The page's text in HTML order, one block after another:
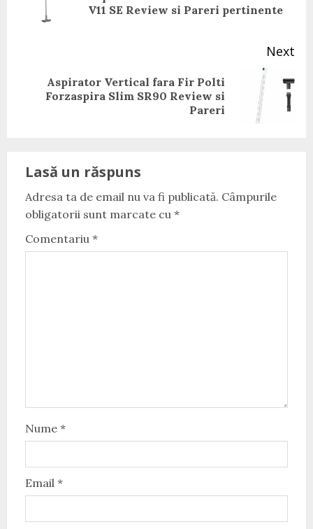
V11 SE Review si Pareri pertinente
Next
Next
Aspirator Vertical fara Fir Polti
Forzaspira Slim SR90 Review si
Pareri
Lasă un răspuns
Adresa ta de email nu va fi publicată. Câmpurile
obligatorii sunt marcate cu *
Comentariu *
Nume *
Email *